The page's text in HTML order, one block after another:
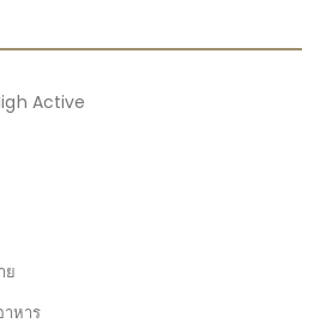
Active
ย
หาร